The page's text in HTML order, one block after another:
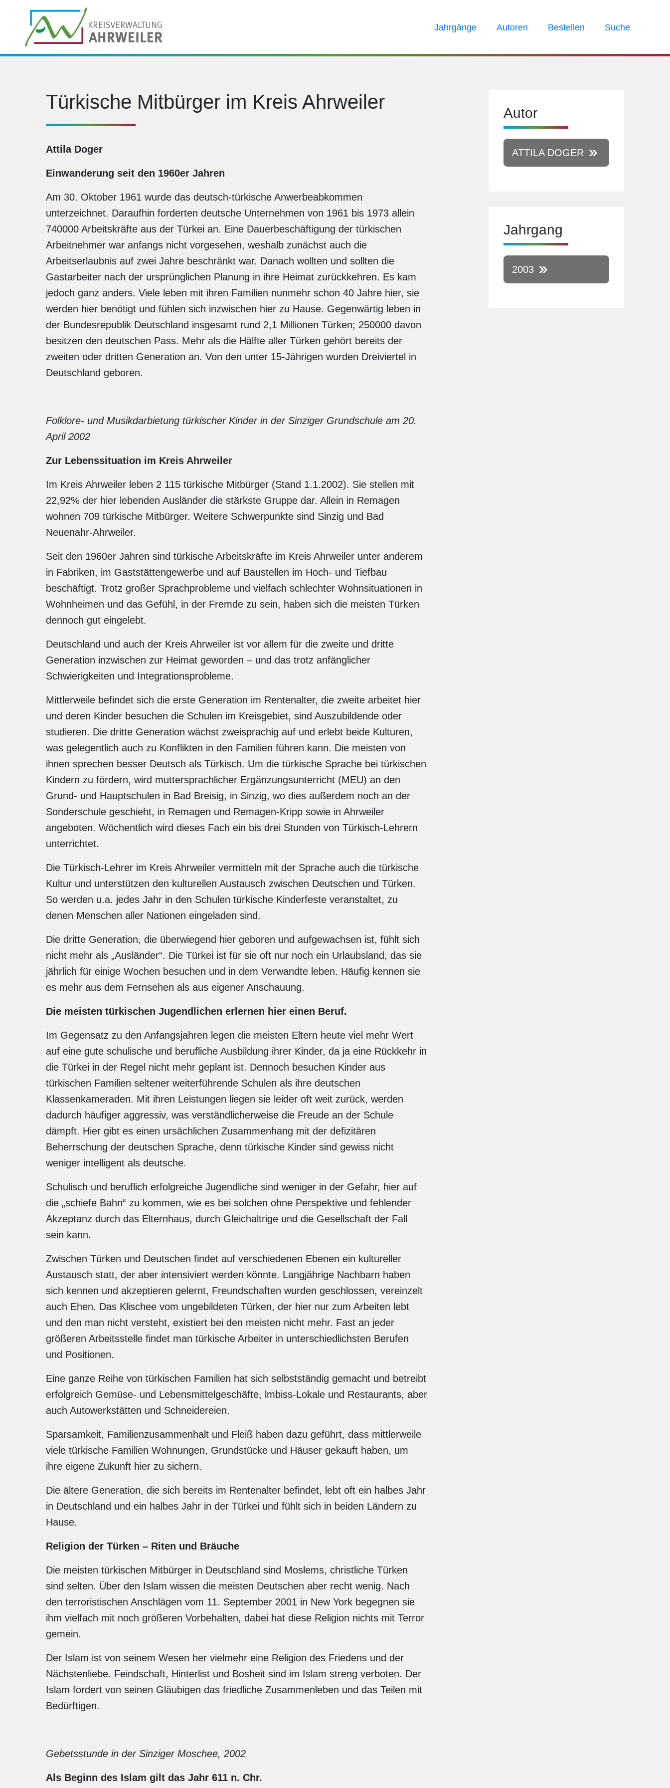
Jahrgänge Autoren Bestellen Suche
Türkische Mitbürger im Kreis Ahrweiler
Attila Doger
Einwanderung seit den 1960er Jahren
Am 30. Oktober 1961 wurde das deutsch-türkische Anwerbeabkommen
unterzeichnet. Daraufhin forderten deutsche Unternehmen von 1961 bis 1973 allein
740000 Arbeitskräfte aus der Türkei an. Eine Dauerbeschäftigung der türkischen
Arbeitnehmer war anfangs nicht vorgesehen, weshalb zunächst auch die
Arbeitserlaubnis auf zwei Jahre beschränkt war. Danach wollten und sollten die
Gastarbeiter nach der ursprünglichen Planung in ihre Heimat zurückkehren. Es kam
jedoch ganz anders. Viele leben mit ihren Familien nunmehr schon 40 Jahre hier, sie
werden hier benötigt und fühlen sich inzwischen hier zu Hause. Gegenwärtig leben in
der Bundesrepublik Deutschland insgesamt rund 2,1 Millionen Türken; 250000 davon
besitzen den deutschen Pass. Mehr als die Hälfte aller Türken gehört bereits der
zweiten oder dritten Generation an. Von den unter 15-Jährigen wurden Dreiviertel in
Deutschland geboren.
Folklore- und Musikdarbietung türkischer Kinder in der Sinziger Grundschule am 20.
April 2002
Zur Lebenssituation im Kreis Ahrweiler
Im Kreis Ahrweiler leben 2 115 türkische Mitbürger (Stand 1.1.2002). Sie stellen mit
22,92% der hier lebenden Ausländer die stärkste Gruppe dar. Allein in Remagen
wohnen 709 türki­sche Mitbürger. Weitere Schwerpunkte sind Sinzig und Bad
Neuenahr-Ahrweiler.
Seit den 1960er Jahren sind türkische Arbeitskräfte im Kreis Ahrweiler unter anderem
in Fabriken, im Gaststättengewerbe und auf Baustellen im Hoch- und Tiefbau
beschäftigt. Trotz großer Sprachprobleme und vielfach schlechter Wohnsituationen in
Wohnheimen und das Gefühl, in der Fremde zu sein, haben sich die meisten Türken
dennoch gut eingelebt.
Deutschland und auch der Kreis Ahrweiler ist vor allem für die zweite und dritte
Generation inzwischen zur Heimat geworden – und das trotz anfänglicher
Schwierigkeiten und Integrati­onsprobleme.
Mittlerweile befindet sich die erste Generation im Rentenalter, die zweite arbeitet hier
und deren Kinder besuchen die Schulen im Kreisgebiet, sind Auszubildende oder
studieren. Die dritte Generation wächst zweisprachig auf und erlebt beide Kulturen,
was gelegentlich auch zu Konflikten in den Familien führen kann. Die meisten von
ihnen sprechen besser Deutsch als Türkisch. Um die türkische Sprache bei türkischen
Kindern zu fördern, wird mut­tersprachlicher Ergänzungsunterricht (MEU) an den
Grund- und Hauptschulen in Bad Breisig, in Sinzig, wo dies außerdem noch an der
Sonderschule geschieht, in Remagen und Remagen-Kripp sowie in Ahrweiler
angeboten. Wöchentlich wird dieses Fach ein bis drei Stunden von Türkisch-Lehrern
unterrichtet.
Die Türkisch-Lehrer im Kreis Ahrweiler vermitteln mit der Sprache auch die türkische
Kultur und unterstützen den kulturellen Austausch zwischen Deutschen und Türken.
So werden u.a. jedes Jahr in den Schulen türkische Kinderfeste veranstaltet, zu
denen Menschen aller Nationen eingeladen sind.
Die dritte Generation, die überwiegend hier geboren und aufgewachsen ist, fühlt sich
nicht mehr als „Ausländer“. Die Türkei ist für sie oft nur noch ein Urlaubsland, das sie
jährlich für einige Wochen besuchen und in dem Verwandte leben. Häufig kennen sie
es mehr aus dem Fernsehen als aus eigener Anschauung.
Die meisten türkischen Jugendlichen erlernen hier einen Beruf.
Im Gegensatz zu den Anfangsjahren legen die meisten Eltern heute viel mehr Wert
auf eine gute schulische und berufliche Ausbildung ihrer Kinder, da ja eine Rückkehr in
die Türkei in der Regel nicht mehr geplant ist. Dennoch besuchen Kinder aus
türkischen Familien seltener weiterführende Schulen als ihre deutschen
Klassenkameraden. Mit ihren Leistungen liegen sie leider oft weit zurück, werden
dadurch häufiger aggressiv, was verständlicherweise die Freude an der Schule
dämpft. Hier gibt es einen ursächlichen Zusammenhang mit der defizitären
Beherrschung der deutschen Sprache, denn türkische Kinder sind gewiss nicht
weniger intelligent als deutsche.
Schulisch und beruflich erfolgreiche Jugendliche sind weniger in der Gefahr, hier auf
die „schiefe Bahn“ zu kommen, wie es bei solchen ohne Perspektive und fehlender
Akzeptanz durch das Elternhaus, durch Gleichaltrige und die Gesellschaft der Fall
sein kann.
Zwischen Türken und Deutschen findet auf verschiedenen Ebenen ein kultureller
Austausch statt, der aber intensiviert werden könnte. Langjährige Nachbarn haben
sich kennen und akzeptieren gelernt, Freundschaften wurden geschlossen, vereinzelt
auch Ehen. Das Kli­schee vom ungebildeten Türken, der hier nur zum Arbeiten lebt
und den man nicht versteht, existiert bei den meisten nicht mehr. Fast an jeder
größeren Arbeitsstelle findet man türki­sche Arbeiter in unterschiedlichsten Berufen
und Positionen.
Eine ganze Reihe von türkischen Familien hat sich selbstständig gemacht und betreibt
erfolg­reich Gemüse- und Lebensmittelgeschäfte, lmbiss-Lokale und Restaurants, aber
auch Au­towerkstätten und Schneidereien.
Sparsamkeit, Familienzusammenhalt und Fleiß haben dazu geführt, dass mittlerweile
viele türkische Familien Wohnungen, Grundstücke und Häuser gekauft haben, um
ihre eigene Zukunft hier zu sichern.
Die ältere Generation, die sich bereits im Rentenalter befindet, lebt oft ein halbes Jahr
in Deutschland und ein halbes Jahr in der Türkei und fühlt sich in beiden Ländern zu
Hause.
Religion der Türken – Riten und Bräuche
Die meisten türkischen Mitbürger in Deutschland sind Moslems, christliche Türken
sind sel­ten. Über den Islam wissen die meisten Deutschen aber recht wenig. Nach
den terroristi­schen Anschlägen vom 11. September 2001 in New York begegnen sie
ihm vielfach mit noch größeren Vorbehalten, dabei hat diese Religion nichts mit Terror
gemein.
Der Islam ist von seinem Wesen her vielmehr eine Religion des Friedens und der
Nächsten­liebe. Feindschaft, Hinterlist und Bosheit sind im Islam streng verboten. Der
Islam fordert von seinen Gläubigen das friedliche Zusammenleben und das Teilen mit
Bedürftigen.
Gebetsstunde in der Sinziger Moschee, 2002
Als Beginn des Islam gilt das Jahr 611 n. Chr.
Autor
ATTILA DOGER
Jahrgang
2003